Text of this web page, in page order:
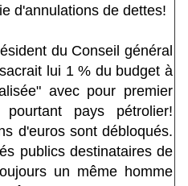
d'annulations de dettes!
du Conseil général
lui 1 % du budget à
avec pour premier
pays pétrolier!
d'euros sont débloqués.
publics destinataires de
un même homme